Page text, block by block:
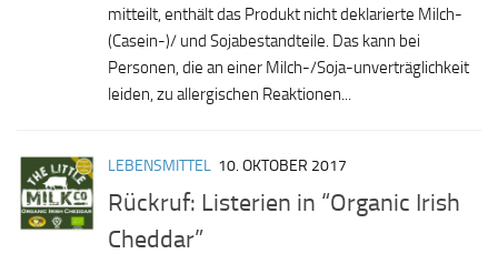
mitteilt, enthält das Produkt nicht deklarierte Milch-
(Casein-)/ und Sojabestandteile. Das kann bei
Personen, die an einer Milch-/Soja-unverträglichkeit
leiden, zu allergischen Reaktionen...
LEBENSMITTEL 10. OKTOBER 2017
Rückruf: Listerien in “Organic Irish
Cheddar”